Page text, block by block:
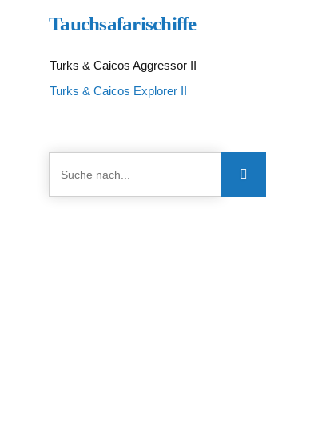
Tauchsafarischiffe
Turks & Caicos Aggressor II
Turks & Caicos Explorer II